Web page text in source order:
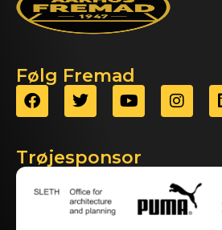
Følg Fremad
Trøjesponsor